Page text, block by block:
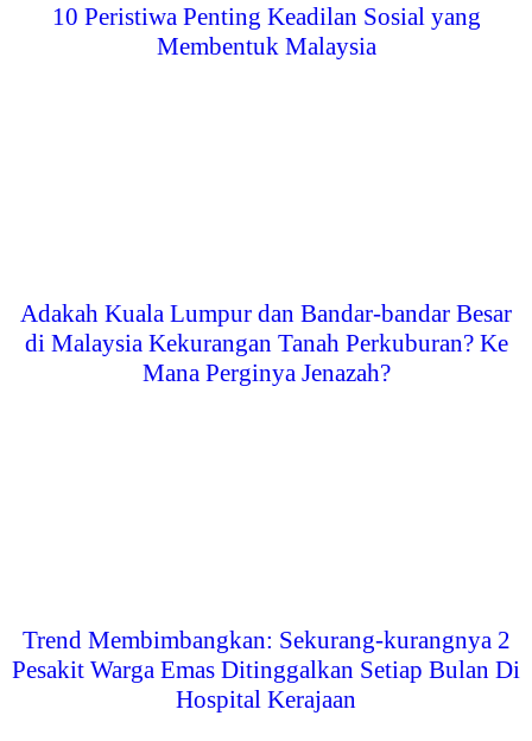
10 Peristiwa Penting Keadilan Sosial yang
Membentuk Malaysia
Adakah Kuala Lumpur dan Bandar-bandar Besar
di Malaysia Kekurangan Tanah Perkuburan? Ke
Mana Perginya Jenazah?
Trend Membimbangkan: Sekurang-kurangnya 2
Pesakit Warga Emas Ditinggalkan Setiap Bulan Di
Hospital Kerajaan